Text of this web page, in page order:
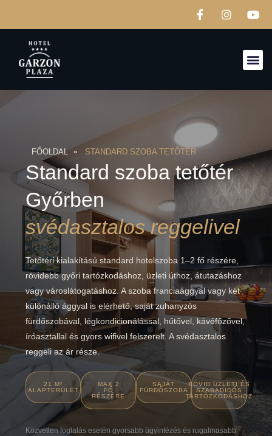
FŐOLDAL STANDARD SZOBA TETŐTÉR
Standard szoba tetőtér
Győrben
svédasztalos reggelivel
Tetőtéri kialakítású standard hotelszoba 1–2 fő részére,
rövidebb győri tartózkodáshoz, üzleti úthoz, átutazáshoz
vagy városlátogatáshoz. A szoba franciaággyal vagy két
különálló ággyal is elérhető, saját zuhanyzós
fürdőszobával, légkondicionálással, hűtővel, kávéfőzővel,
íróasztallal és gyors wifivel felszerelt. A svédasztalos
reggeli az ár része.
21 M²
ALAPTERÜLET
MAX 2
FŐ
RÉSZÉRE
SAJÁT
FÜRDŐSZOBA
RÖVID ÜZLETI ÉS
SZABADIDŐS
TARTÓZKODÁSHOZ
Közvetlen foglalás esetén gyorsabb ügyintézés és rugalmasabb